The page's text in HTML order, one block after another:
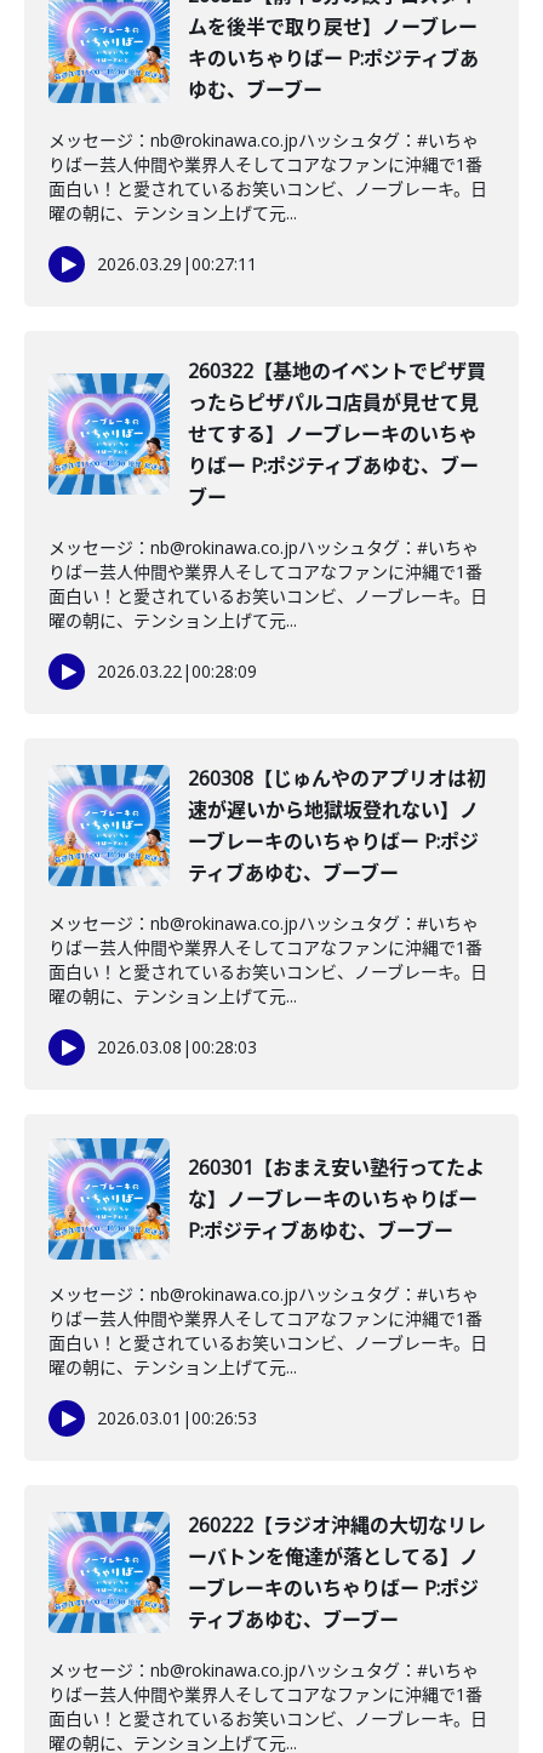
ムを後半で取り戻せ】ノーブレー
キのいちゃりばー P:ポジティブあ
ゆむ、ブーブー
メッセージ：nb@rokinawa.co.jpハッシュタグ：#いちゃ
りばー芸人仲間や業界人そしてコアなファンに沖縄で1番
面白い！と愛されているお笑いコンビ、ノーブレーキ。日
曜の朝に、テンション上げて元...
2026.03.29 |00:27:11
260322【基地のイベントでピザ買
ったらピザパルコ店員が見せて見
せてする】ノーブレーキのいちゃ
りばー P:ポジティブあゆむ、ブー
ブー
メッセージ：nb@rokinawa.co.jpハッシュタグ：#いちゃ
りばー芸人仲間や業界人そしてコアなファンに沖縄で1番
面白い！と愛されているお笑いコンビ、ノーブレーキ。日
曜の朝に、テンション上げて元...
2026.03.22|00:28:09
260308【じゅんやのアプリオは初
速が遅いから地獄坂登れない】ノ
ーブレーキのいちゃりばー P:ポジ
ティブあゆむ、ブーブー
メッセージ：nb@rokinawa.co.jpハッシュタグ：#いちゃ
りばー芸人仲間や業界人そしてコアなファンに沖縄で1番
面白い！と愛されているお笑いコンビ、ノーブレーキ。日
曜の朝に、テンション上げて元...
2026.03.08 |00:28:03
260301【おまえ安い塾行ってたよ
な】ノーブレーキのいちゃりばー
P:ポジティブあゆむ、ブーブー
メッセージ：nb@rokinawa.co.jpハッシュタグ：#いちゃ
りばー芸人仲間や業界人そしてコアなファンに沖縄で1番
面白い！と愛されているお笑いコンビ、ノーブレーキ。日
曜の朝に、テンション上げて元...
2026.03.01 |00:26:53
260222【ラジオ沖縄の大切なリレ
ーバトンを俺達が落としてる】ノ
ーブレーキのいちゃりばー P:ポジ
ティブあゆむ、ブーブー
メッセージ：nb@rokinawa.co.jpハッシュタグ：#いちゃ
りばー芸人仲間や業界人そしてコアなファンに沖縄で1番
面白い！と愛されているお笑いコンビ、ノーブレーキ。日
曜の朝に、テンション上げて元...